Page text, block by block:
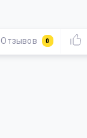
Отзывов 0